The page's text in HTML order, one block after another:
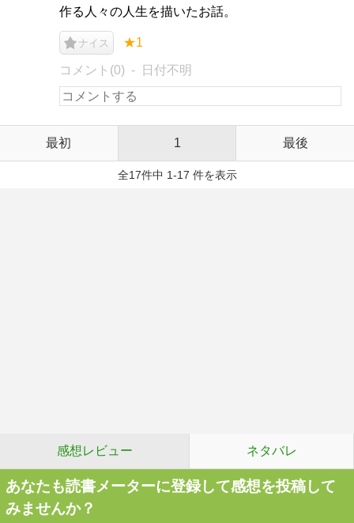
作る人々の人生を描いたお話。
ナイス ★1
コメント(0) 日付不明
最初 1 最後
全17件中 1-17 件を表示
感想レビュー ネタバレ
あなたも読書メーターに登録して感想を投稿して
みませんか？